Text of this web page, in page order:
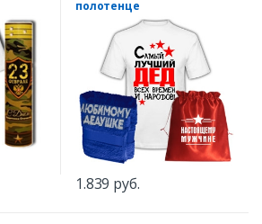
полотенце
1.839 руб.